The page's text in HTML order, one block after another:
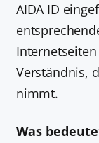
AIDA ID
Verständnis,
nimmt.
Was